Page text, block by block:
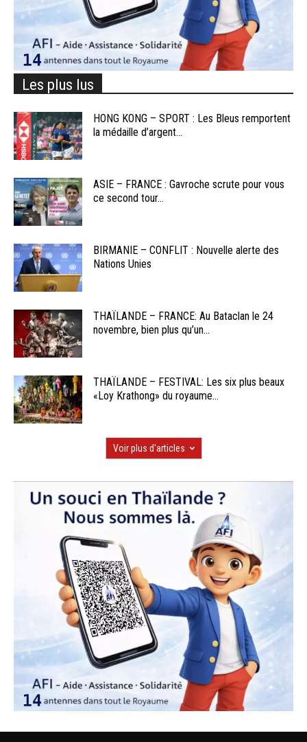
Les plus lus
HONG KONG – SPORT : Les Bleus remportent
la médaille d’argent...
ASIE – FRANCE : Gavroche scrute pour vous
ce second tour...
BIRMANIE – CONFLIT : Nouvelle alerte des
Nations Unies
THAÏLANDE – FRANCE: Au Bataclan le 24
novembre, bien plus qu’un...
THAÏLANDE – FESTIVAL: Les six plus beaux
«Loy Krathong» du royaume...
Voir plus d'articles